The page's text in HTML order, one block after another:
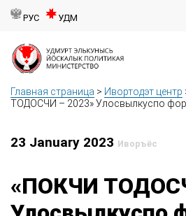
РУС УДМ
Главная страница > Ивортодэт центр
ТОДОСЧИ – 2023» Улосвылкуспо
23 January 2023 Иворъёс
«ПОКЧИ